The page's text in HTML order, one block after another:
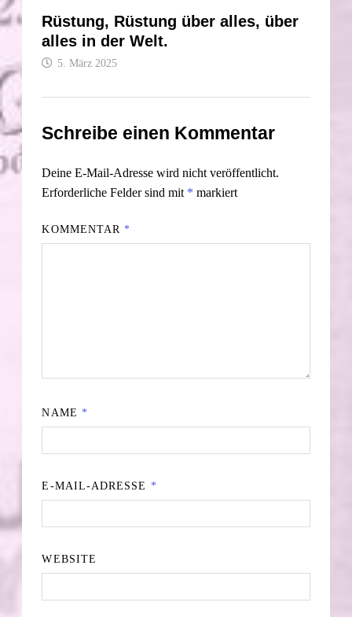
Rüstung, Rüstung über alles, über
alles in der Welt.
5. März 2025
Schreibe einen Kommentar
Deine E-Mail-Adresse wird nicht veröffentlicht.
Erforderliche Felder sind mit * markiert
KOMMENTAR *
NAME *
E-MAIL-ADRESSE *
WEBSITE